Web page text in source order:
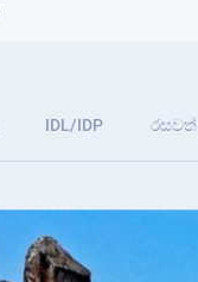
IDL/IDP